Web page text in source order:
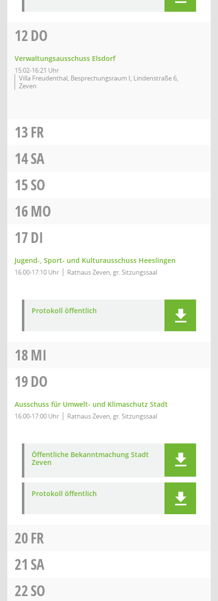
12DO
Verwaltungsausschuss Elsdorf
15:02-16:21 Uhr
Villa Freudenthal, Besprechungsraum I, Lindenstraße 6,
Zeven
13FR
14SA
15SO
16MO
17DI
Jugend-, Sport- und Kulturausschuss Heeslingen
16:00-17:10 Uhr Rathaus Zeven, gr. Sitzungssaal
Protokoll öffentlich
18MI
19DO
Ausschuss für Umwelt- und Klimaschutz Stadt
16:00-17:00 Uhr Rathaus Zeven, gr. Sitzungssaal
Öffentliche Bekanntmachung Stadt
Zeven
Protokoll öffentlich
20FR
21 SA
22SO